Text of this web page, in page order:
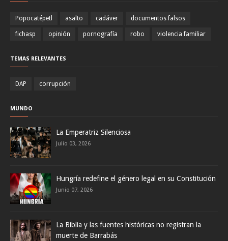
Popocatépetl asalto cadáver documentos falsos
fichasp opinión pornografía robo violencia familiar
TEMAS RELEVANTES
DAP corrupción
MUNDO
La Emperatriz Silenciosa
Julio 03, 2026
Hungría redefine el género legal en su Constitución
Junio 07, 2026
La Biblia y las fuentes históricas no registran la
muerte de Barrabás